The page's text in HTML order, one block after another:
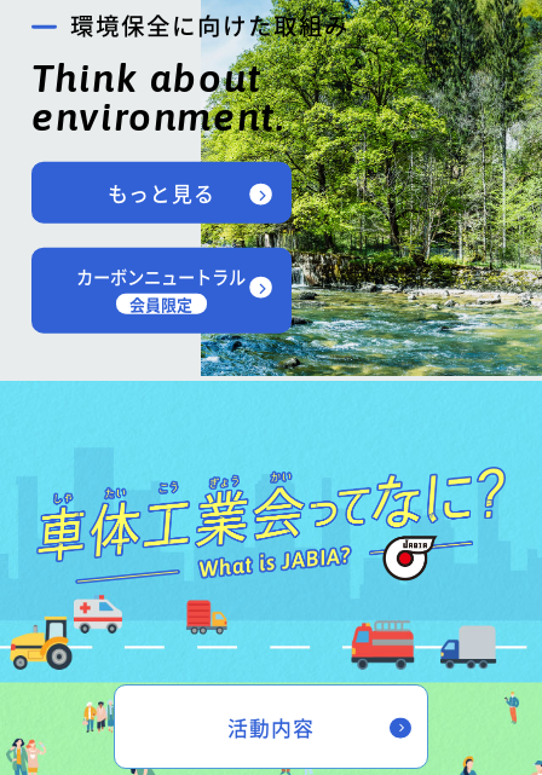
環境保全に向けた取組み
Think about
environment.
もっと見る
カーボンニュートラル
会員限定
活動内容